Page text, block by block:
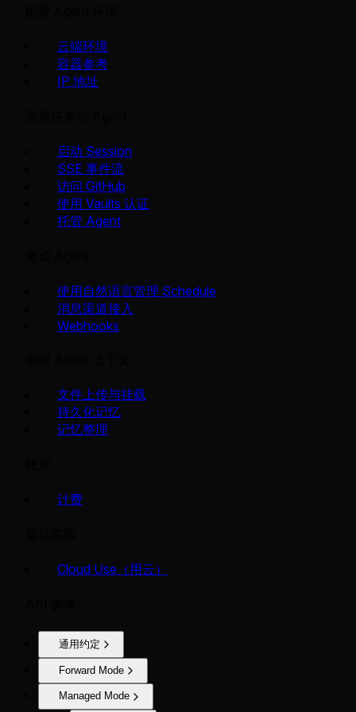
云端环境
容器参考
IP 地址
启动 Session
SSE 事件流
访问 GitHub
使用 Vaults 认证
托管 Agent
使用自然语言管理 Schedule
消息渠道接入
Webhooks
文件上传与挂载
持久化记忆
记忆整理
计费
Cloud Use（用云）
通用约定
Forward Mode
Managed Mode